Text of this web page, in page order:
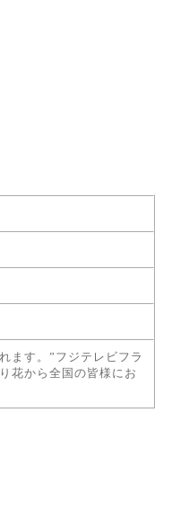
ます。”フジテレビフラ
花から全国の皆様にお